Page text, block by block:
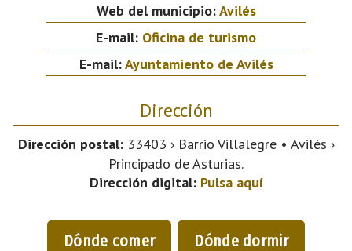
Web del municipio:Avilés
E-mail: Oficina de turismo
E-mail:Ayuntamiento de Avilés
Dirección
Dirección postal:33403 › Barrio Villalegre • Avilés ›
Principado de Asturias.
Dirección digital: Pulsa aquí
Dónde comer Dónde dormir